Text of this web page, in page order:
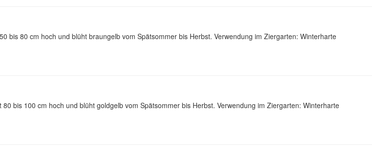
bis 80 cm hoch und blüht braungelb vom Spätsommer bis Herbst. Verwendung im Ziergarten: Winterharte
bis 100 cm hoch und blüht goldgelb vom Spätsommer bis Herbst. Verwendung im Ziergarten: Winterharte